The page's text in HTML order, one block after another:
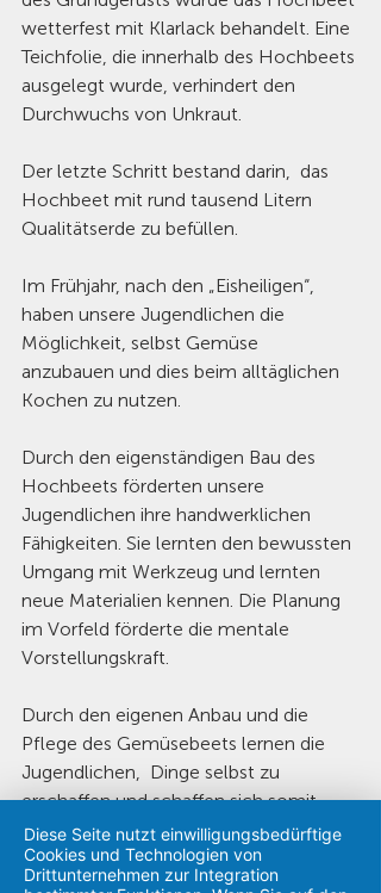
wetterfest mit Klarlack behandelt. Eine
Teichfolie, die innerhalb des Hochbeets
ausgelegt wurde, verhindert den
Durchwuchs von Unkraut.
Der letzte Schritt bestand darin,  das
Hochbeet mit rund tausend Litern
Qualitätserde zu befüllen.
Im Frühjahr, nach den „Eisheiligen“,
haben unsere Jugendlichen die
Möglichkeit, selbst Gemüse
anzubauen und dies beim alltäglichen
Kochen zu nutzen.
Durch den eigenständigen Bau des
Hochbeets förderten unsere
Jugendlichen ihre handwerklichen
Fähigkeiten. Sie lernten den bewussten
Umgang mit Werkzeug und lernten
neue Materialien kennen. Die Planung
im Vorfeld förderte die mentale
Vorstellungskraft.
Durch den eigenen Anbau und die
Pflege des Gemüsebeets lernen die
Jugendlichen,  Dinge selbst zu
erschaffen und schaffen sich somit
vielfältige Erfolgserlebnisse, die zum
kindgerechten Verarbeiten von
Traumata beitragen.
Diese Seite nutzt einwilligungsbedürftige
Cookies und Technologien von
Drittunternehmen zur Integration